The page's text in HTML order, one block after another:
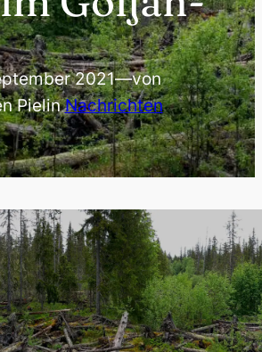
2021—von
PielinNachrichten